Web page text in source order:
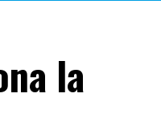
la